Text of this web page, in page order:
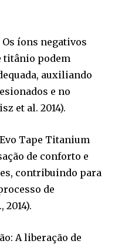
íons negativos
titânio podem
auxiliando
e no
et al. 2014).
Tape Titanium
de conforto e
contribuindo para
de
A liberação de